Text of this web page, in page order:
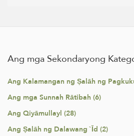
Ang mga Sekondaryong
Ang Kalamangan ng Ṣalāh ng
Ang mga Sunnah Rātibah (6)
Ang Qiyāmullayl (28)
Ang Ṣalāh ng Dalawang `Īd (2)